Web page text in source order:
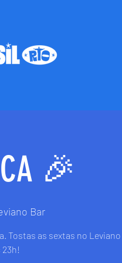
🎉
Bar
Tostas as sextas no Leviano